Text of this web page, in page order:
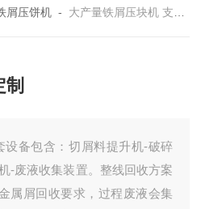
屑压饼机 - 大产量铁屑压块机 支持定制
备包含：切屑料提升机-破碎
-废液收集装置。整线回收方案
属屑回收要求，过程废液会集